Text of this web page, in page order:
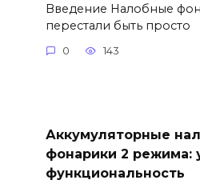
Введение Налобные
перестали быть просто
0 143
Аккумуляторные
фонарики 2 режима:
функциональность